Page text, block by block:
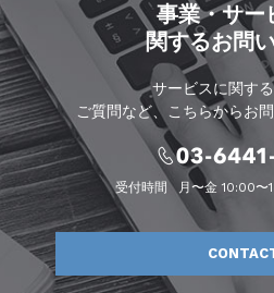
事業・サー
関するお問
サービスに関す
ご質問など、こちらからお
受付時間 月〜金 10:00